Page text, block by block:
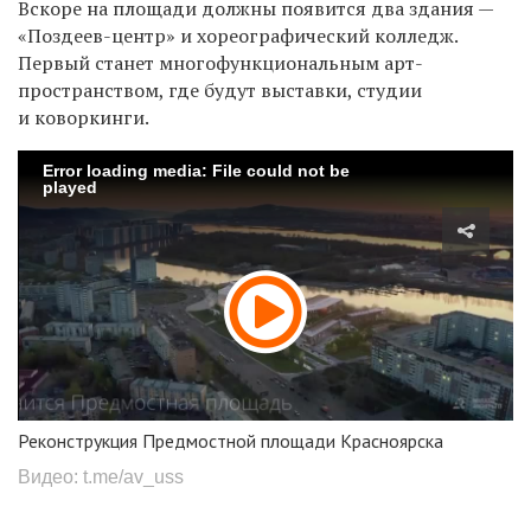
Вскоре на площади должны появится два здания —
«Поздеев-центр» и хореографический колледж.
Первый станет многофункциональным арт-
пространством, где будут выставки, студии
и коворкинги.
Error loading media: File could not be
played
Реконструкция Предмостной площади Красноярска
Видео: t.me/av_uss